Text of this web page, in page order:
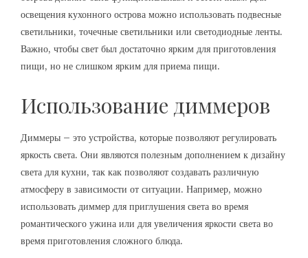
освещения кухонного острова можно использовать подвесные
светильники, точечные светильники или светодиодные ленты.
Важно, чтобы свет был достаточно ярким для приготовления
пищи, но не слишком ярким для приема пищи.
Использование диммеров
Диммеры – это устройства, которые позволяют регулировать
яркость света. Они являются полезным дополнением к дизайну
света для кухни, так как позволяют создавать различную
атмосферу в зависимости от ситуации. Например, можно
использовать диммер для приглушения света во время
романтического ужина или для увеличения яркости света во
время приготовления сложного блюда.